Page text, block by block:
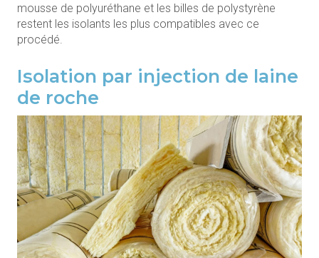
mousse de polyuréthane et les billes de polystyrène
restent les isolants les plus compatibles avec ce
procédé.
Isolation par injection de laine
de roche